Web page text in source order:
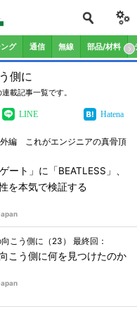
グ 通信 無線 部品/材料
側に
載記事一覧です。
LINE Hatena
編 これがエンジニアの真骨頂
ート」に「BEATLESS」、
を本気で検証する
こう側に（23） 最終回：
こう側に何を見つけたのか